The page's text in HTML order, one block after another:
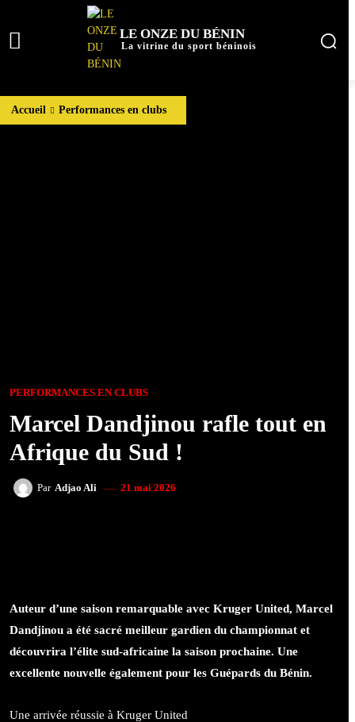
LE ONZE DU BÉNIN
La vitrine du sport béninois
Accueil Performances en clubs
PERFORMANCES EN CLUBS
Marcel Dandjinou rafle tout en
Afrique du Sud !
Par Adjao Ali 21 mai 2026
Auteur d’une saison remarquable avec Kruger United, Marcel
Dandjinou a été sacré meilleur gardien du championnat et
découvrira l’élite sud-africaine la saison prochaine. Une
excellente nouvelle également pour les Guépards du Bénin.
Une arrivée réussie à Kruger United